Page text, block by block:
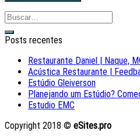
Posts recentes
Restaurante Daniel | Naque,
Acústica Restaurante |
Estúdio Gleiverson
Planejando um Estúdio?
Estudio EMC
Copyright 2018 © eSites.pro